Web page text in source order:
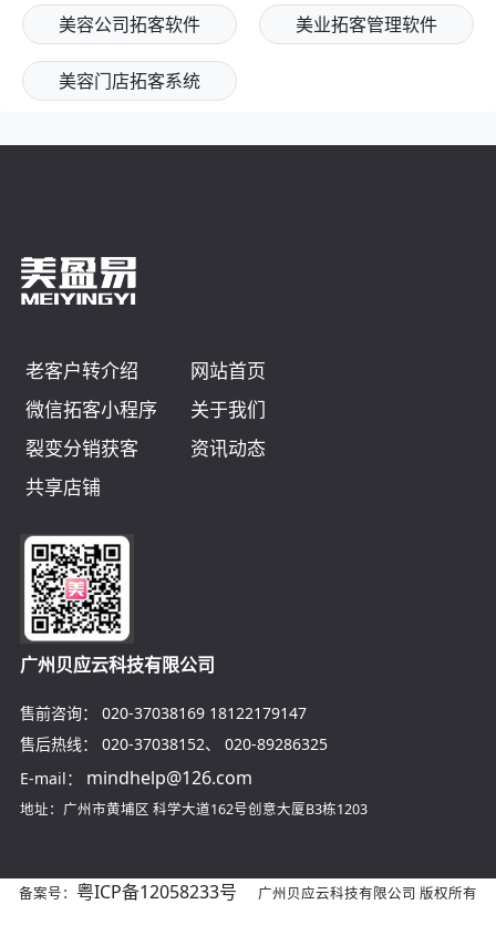
美容公司拓客软件 美业拓客管理软件
美容门店拓客系统
老客户转介绍
网站首页
微信拓客小程序
关于我们
裂变分销获客
资讯动态
共享店铺
广州贝应云科技有限公司
售前咨询： 020-37038169 18122179147
售后热线：
020-37038152、 020-89286325
E-mail：
mindhelp@126.com
地址：广州市黄埔区 科学大道162号创意大厦B3栋1203
备案号： 粤ICP备12058233号 广州贝应云科技有限公司 版权所有